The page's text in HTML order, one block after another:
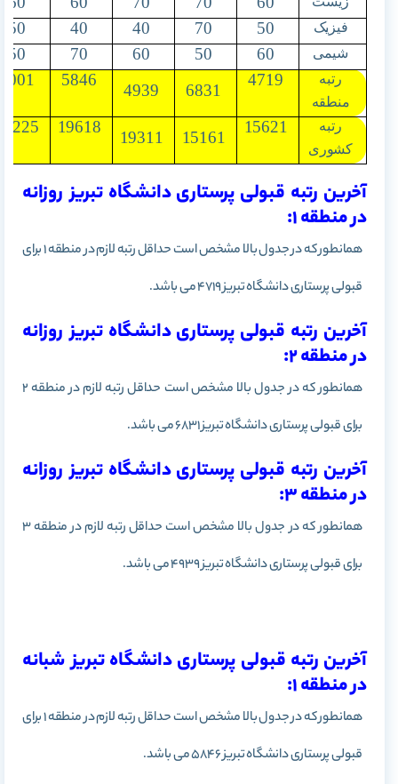
فیزیک 50
70
40
40
50
شیمی 60
50
60
70
50
رتبه
منطقه
4719
6831
4939
5846
9001
رتبه
کشوری
15621
15161
19311
19618
آخرین رتبه قبولی پرستاری دانشگاه تبریز روزانه
در منطقه 1:
همانطور که در جدول بالا مشخص است حداقل رتبه لازم در منطقه 1 برای
قبولی پرستاری دانشگاه تبریز 4719 می باشد.
آخرین رتبه قبولی پرستاری دانشگاه تبریز روزانه
در منطقه 2:
همانطور که در جدول بالا مشخص است حداقل رتبه لازم در منطقه 2
برای قبولی پرستاری دانشگاه تبریز 6831 می باشد.
آخرین رتبه قبولی پرستاری دانشگاه تبریز روزانه
در منطقه 3:
همانطور که در جدول بالا مشخص است حداقل رتبه لازم در منطقه 3
برای قبولی پرستاری دانشگاه تبریز 4939 می باشد.
آخرین رتبه قبولی پرستاری دانشگاه تبریز شبانه
در منطقه 1:
همانطور که در جدول بالا مشخص است حداقل رتبه لازم در منطقه 1 برای
قبولی پرستاری دانشگاه تبریز 5846 می باشد.